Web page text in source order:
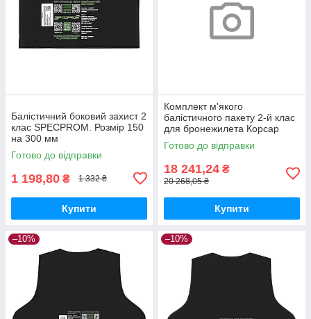
Балістичний боковий захист 2
клас SPECPROM. Розмір 150
на 300 мм
Готово до відправки
1 198,80 ₴ 1 332 ₴
Купити
Комплект м'якого
балістичного пакету 2-й клас
для бронежилета Корсар
М3С (ДСТУ 8782:2018)
Готово до відправки
18 241,24 ₴
20 268,05 ₴
Купити
–10% –10%